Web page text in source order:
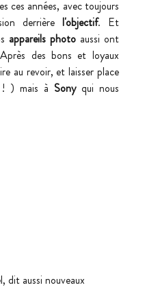
ces années, avec toujours
derrière l'objectif. Et
appareils photo aussi ont
des bons et loyaux
au revoir, et laisser place
) mais à Sony qui nous
dit aussi nouveaux